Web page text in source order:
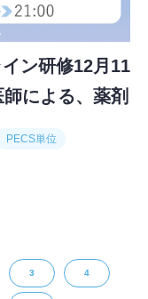
イン研修12月11
による、薬剤
PECS単位
3 4